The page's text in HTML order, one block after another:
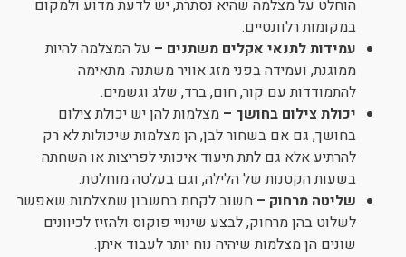
הוחלט על מצלמה שהיא נסתרת, יש לדעת מדוע ולמקום
במקומות רלוונטיים.
עמידות לתנאי אקלים משתנים – על המצלמה להיות
ממוגנת, ועמידה בפני מזג אוויר משתנה. מתאימה
להתמודדות עם קור, חום, ברד, שלג וגשמים.
יכולת צילום בחושך – מצלמות להן יש יכולת צילום
בחושך, גם אם בשחור לבן, הן מצלמות שיכולות לא רק
להרתיע אלא גם לתת תיעוד איכותי לפריצות או השחתה
בשעות הקטנות של הלילה, וגם בעלטה מוחלטת.
שליטה מרחוק – חשוב לקחת בחשבון שמצלמות שאפשר
לשלוט בהן מרחוק, לבצע שינויי פוקוס ולהזיז לכיוונים
שונים הן מצלמות שיהיה נוח יותר לעבוד איתן.